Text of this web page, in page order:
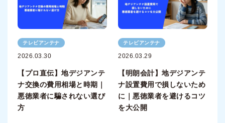
テレビアンテナ
2026.03.30
【プロ直伝】地デジアンテ
ナ交換の費用相場と時期｜
悪徳業者に騙されない選び
方
テレビアンテナ
2026.03.29
【明朗会計】地デジアンテ
ナ設置費用で損しないため
に｜悪徳業者を避けるコツ
を大公開